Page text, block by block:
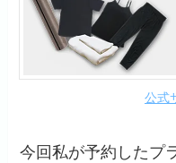
公式
今回私が予約したプ